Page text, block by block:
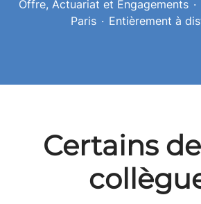
Offre, Actuariat et Engagements ·
Paris · Entièrement à
Certains